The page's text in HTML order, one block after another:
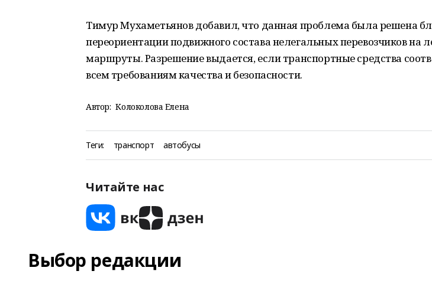
Тимур Мухаметьянов добавил, что данная проблема была решена
переориентации подвижного состава нелегальных перевозчиков на
маршруты. Разрешение выдается, если транспортные средства
всем требованиям качества и безопасности.
Автор: Колоколова Елена
Теги: транспорт автобусы
Читайте нас
Выбор редакции